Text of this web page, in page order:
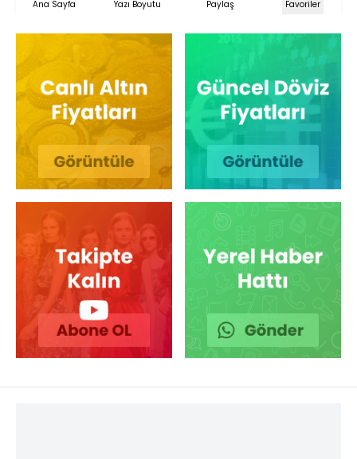
Ana Sayfa Yazı Boyutu Paylaş Favoriler